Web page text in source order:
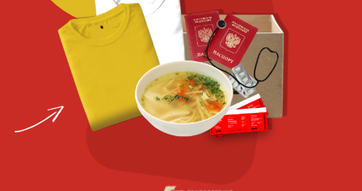
Благотворительная